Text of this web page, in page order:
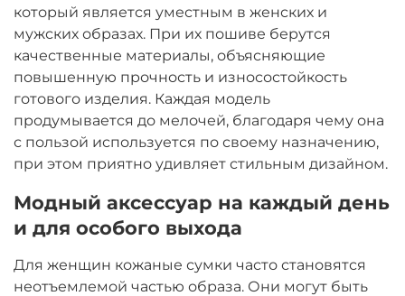
который является уместным в женских и
мужских образах. При их пошиве берутся
качественные материалы, объясняющие
повышенную прочность и износостойкость
готового изделия. Каждая модель
продумывается до мелочей, благодаря чему она
с пользой используется по своему назначению,
при этом приятно удивляет стильным дизайном.
Модный аксессуар на каждый день
и для особого выхода
Для женщин кожаные сумки часто становятся
неотъемлемой частью образа. Они могут быть